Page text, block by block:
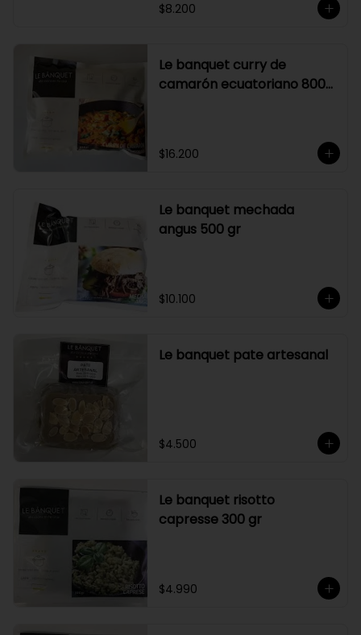
$8.200
Le banquet curry de
camarón ecuatoriano 800
$16.200
Le banquet mechada
angus 500 gr
$10.100
Le banquet pate artesanal
$4.500
Le banquet risotto
capresse 300 gr
$4.990